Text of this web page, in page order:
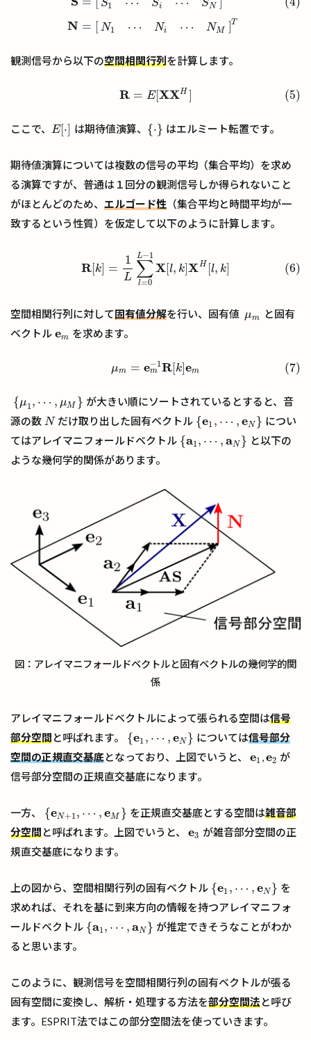
N
S1 Si SN
= [ N1 ⋯ Ni ⋯ NM ]T
観測信号から以下の空間相関行列を計算します。
R = E[XXH ] (5)
(5)R =E[XXH]
ここで、 E[⋅]
E[⋅ ] は期待値演算、 {⋅}
{⋅ } はエルミート転置です。
期待値演算については複数の信号の平均（集合平均）を求め
る演算ですが、普通は１回分の観測信号しか得られないこと
がほとんどのため、 エルゴード性 （集合平均と時間平均が一
致するという性質）を仮定して以下のように計算します。
R[k] =
1
L ∑
l=0
L−1
X[l, k]XH [l, k] (6)
L ∑l=0 XH
空間相関行列に対して固有値分解を行い、固有値 μm
μm
と固有
ベクトル em
em を求めます。
μm = e−1
m R[k]em (7)
(7)μ m= em−1R[k]em
{μ1 , ⋯ , μM }
{μ1, ⋯ μ M }
が大きい順にソートされているとすると、音
源の数 N
N だけ取り出した固有ベクトル {e1 , ⋯ ,eN }
{e1, ⋯ e N}
につい
てはアレイマニフォールドベクトル {a1, ⋯ ,aN }
{a1, ⋯ a N}
と以下の
ような幾何学的関係があります。
図：アレイマニフォールドベクトルと固有ベクトルの幾何学的関
係
アレイマニフォールドベクトルによって張られる空間は信号
部分空間と呼ばれます。 {e1 , ⋯ ,eN }
{e1, ⋯ e N} については信号部分
空間の正規直交基底となっており、上図でいうと、 e1
e1 ,e2
e2 が
信号部分空間の正規直交基底になります。
一方、 {eN+1, ⋯ , eM }
{eN+1, ⋯ e M } を正規直交基底とする空間は雑音部
分空間と呼ばれます。上図でいうと、 e3
e3 が雑音部分空間の正
規直交基底になります。
上の図から、空間相関行列の固有ベクトル {e1 , ⋯ ,eN }
{e1, ⋯ e N}
を
求めれば、それを基に到来方向の情報を持つアレイマニフォ
ールドベクトル {a1, ⋯ ,aN }
{a1, ⋯ a N}
が推定できそうなことがわか
ると思います。
このように、観測信号を空間相関行列の固有ベクトルが張る
固有空間に変換し、解析・処理する方法を部分空間法と呼び
ます。ESPRIT法ではこの部分空間法を使っていきます。